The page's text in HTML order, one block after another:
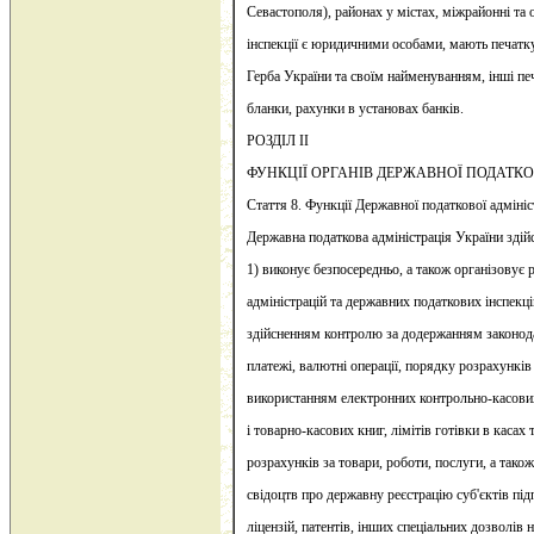
Севастополя), районах у містах, міжрайонні та
інспекції є юридичними особами, мають
Герба України та своїм найменуванням, інші
бланки, рахунки в установах банків.
РОЗДІЛ II
ФУНКЦІЇ ОРГАНІВ ДЕРЖАВНОЇ
Стаття 8. Функції Державної податкової
Державна податкова адміністрація України
1) виконує безпосередньо, а також
адміністрацій та державних податкових
здійсненням контролю за додержанням
платежі, валютні операції, порядку
використанням електронних контрольно-
і товарно-касових книг, лімітів готівки в касах
розрахунків за товари, роботи, послуги, а
свідоцтв про державну реєстрацію суб'єктів
ліцензій, патентів, інших спеціальних